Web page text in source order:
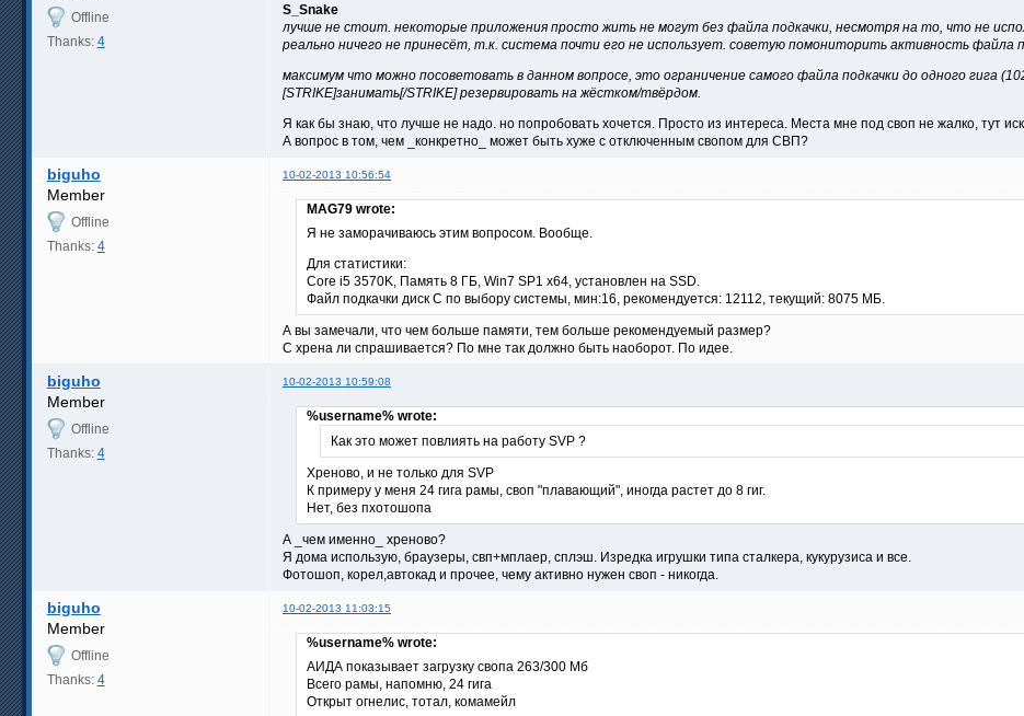
Offline
Thanks: 4
S_Snake
лучше не стоит. некоторые приложения просто жить не могут без файла подкачки, несмотря на то, что не
реально ничего не принесёт, т.к. система почти его не использует. советую помониторить активность файла
максимум что можно посоветовать в данном вопросе, это ограничение самого файла подкачки до одного гига
[STRIKE]занимать[/STRIKE] резервировать на жёстком/твёрдом.
Я как бы знаю, что лучше не надо. но попробовать хочется. Просто из интереса. Места мне под своп не жалко, тут
А вопрос в том, чем _конкретно_ может быть хуже с отключенным свопом для СВП?
biguho 10-02-2013 10:56:54
Member
Offline
Thanks: 4
MAG79 wrote:
Я не заморачиваюсь этим вопросом. Вообще.
Для статистики:
Core i5 3570K, Память 8 ГБ, Win7 SP1 x64, установлен на SSD.
Файл подкачки диск C по выбору системы, мин:16, рекомендуется: 12112, текущий: 8075 МБ.
А вы замечали, что чем больше памяти, тем больше рекомендуемый размер?
С хрена ли спрашивается? По мне так должно быть наоборот. По идее.
biguho 10-02-2013 10:59:08
Member
Offline
Thanks: 4
%username% wrote:
Как это может повлиять на работу SVP ?
Хреново, и не только для SVP
К примеру у меня 24 гига рамы, своп "плавающий", иногда растет до 8 гиг.
Нет, без пхотошопа
А _чем именно_ хреново?
Я дома использую, браузеры, свп+мплаер, сплэш. Изредка игрушки типа сталкера, кукурузиса и все.
Фотошоп, корел,автокад и прочее, чему активно нужен своп - никогда.
biguho 10-02-2013 11:03:15
Member
Offline
Thanks: 4
%username% wrote:
АИДА показывает загрузку свопа 263/300 Мб
Всего рамы, напомню, 24 гига
Открыт огнелис, тотал, комамейл